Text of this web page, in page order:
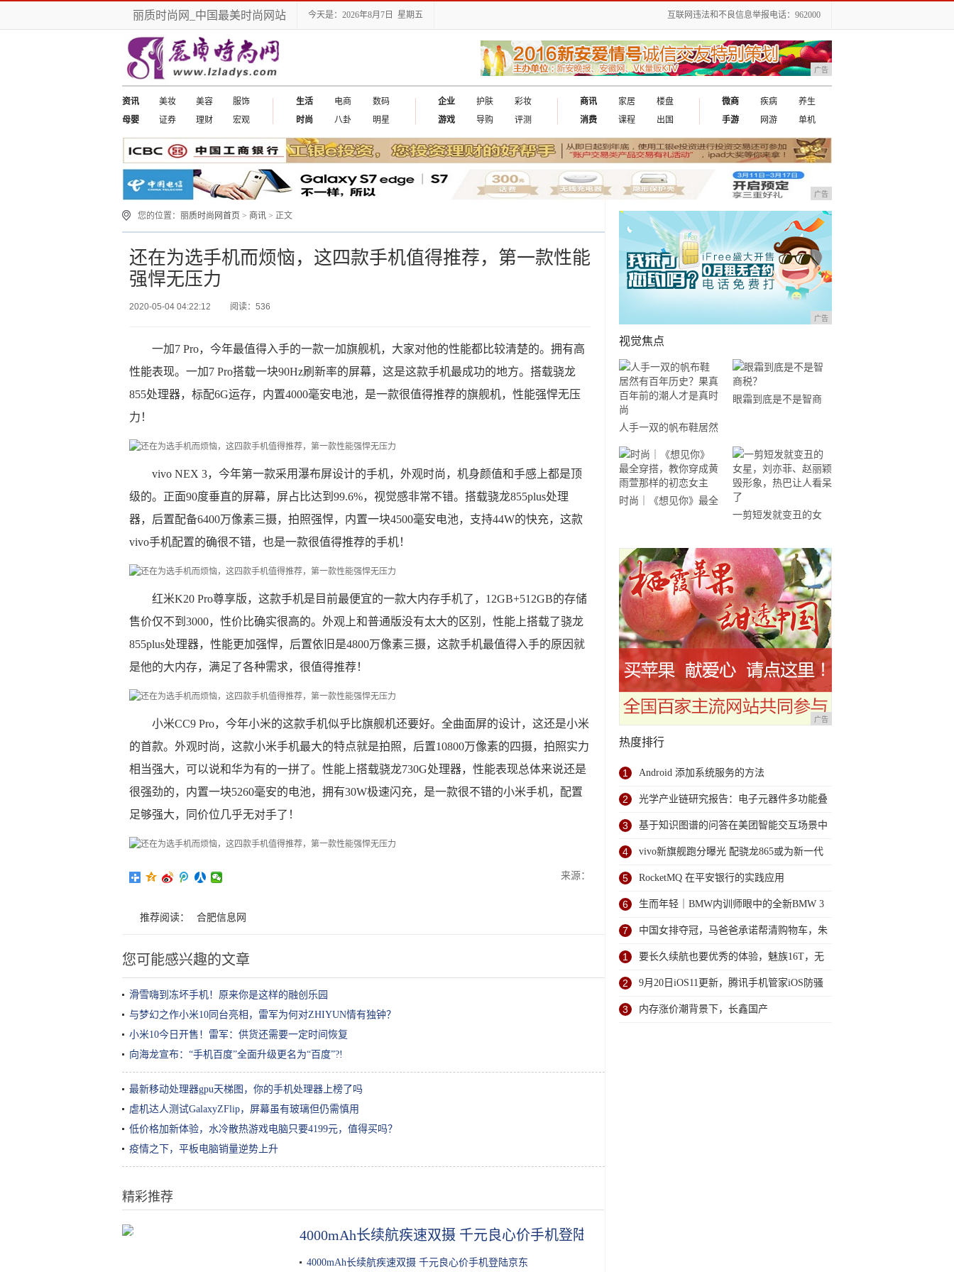
丽质时尚网_中国最美时尚网站 今天是：2026年8月7日 星期五 互联网违法和不良信息举报电话：962000
广告
资讯 美妆 美容
服饰
母婴
证券 理财 宏观
生活 电商
数码
时尚
八卦 明星
企业 护肤
彩妆
游戏
导购 评测
商讯 家居
楼盘
消费
课程 出国
微商 疾病
养生
手游
网游 单机
广告
您的位置： 丽质时尚网首页 > 商讯 > 正文
还在为选手机而烦恼，这四款手机值得推荐，第一款性能
强悍无压力
2020-05-04 04:22:12 阅读：536
一加7 Pro，今年最值得入手的一款一加旗舰机，大家对他的性能都比较清楚的。拥有高
性能表现。一加7 Pro搭载一块90Hz刷新率的屏幕，这是这款手机最成功的地方。搭载骁龙
855处理器，标配6G运存，内置4000毫安电池，是一款很值得推荐的旗舰机，性能强悍无压
力！
vivo NEX 3，今年第一款采用瀑布屏设计的手机，外观时尚，机身颜值和手感上都是顶
级的。正面90度垂直的屏幕，屏占比达到99.6%，视觉感非常不错。搭载骁龙855plus处理
器，后置配备6400万像素三摄，拍照强悍，内置一块4500毫安电池，支持44W的快充，这款
vivo手机配置的确很不错，也是一款很值得推荐的手机！
红米K20 Pro尊享版，这款手机是目前最便宜的一款大内存手机了，12GB+512GB的存储
售价仅不到3000，性价比确实很高的。外观上和普通版没有太大的区别，性能上搭载了骁龙
855plus处理器，性能更加强悍，后置依旧是4800万像素三摄，这款手机最值得入手的原因就
是他的大内存，满足了各种需求，很值得推荐！
小米CC9 Pro，今年小米的这款手机似乎比旗舰机还要好。全曲面屏的设计，这还是小米
的首款。外观时尚，这款小米手机最大的特点就是拍照，后置10800万像素的四摄，拍照实力
相当强大，可以说和华为有的一拼了。性能上搭载骁龙730G处理器，性能表现总体来说还是
很强劲的，内置一块5260毫安的电池，拥有30W极速闪充，是一款很不错的小米手机，配置
足够强大，同价位几乎无对手了！
来源：
推荐阅读： 合肥信息网
您可能感兴趣的文章
滑雪嗨到冻坏手机！原来你是这样的融创乐园
与梦幻之作小米10同台亮相，雷军为何对ZHIYUN情有独钟？
小米10今日开售！雷军：供货还需要一定时间恢复
向海龙宣布：“手机百度”全面升级更名为“百度”?!
最新移动处理器gpu天梯图，你的手机处理器上榜了吗
虐机达人测试GalaxyZFlip，屏幕虽有玻璃但仍需慎用
低价格加新体验，水冷散热游戏电脑只要4199元，值得买吗？
疫情之下，平板电脑销量逆势上升
精彩推荐
赵丽颖太节俭了，一双鞋子重复
4000mAh长续航疾速双摄 千元良心价手机登陆京东
4000mAh长续航疾速双摄 千元良心价手机登陆京东
广告
视觉焦点
人手一双的帆布鞋居然
有百年历史？果真百年
前的潮人才是真时尚
眼霜到底是不是智商
时尚｜《想见你》最全
一剪短发就变丑的女
形象，热巴让人看呆了
广告
热度排行
1 Android 添加系统服务的方法
2 光学产业链研究报告：电子元器件多功能叠
加多场景 光学赛道优且长
3 基于知识图谱的问答在美团智能交互场景中
的应用和演进
4 vivo新旗舰跑分曝光 配骁龙865或为新一代
iQOO手机
5 RocketMQ 在平安银行的实践应用
6 生而年轻｜BMW内训师眼中的全新BMW 3
系
7 中国女排夺冠，马爸爸承诺帮清购物车，朱
婷自曝购物清单
1 要长久续航也要优秀的体验，魅族16T，无
法拒绝的性能怪兽
2 9月20日iOS11更新，腾讯手机管家iOS防骚
扰版全球同步首发上线
3 内存涨价潮背景下，长鑫国产